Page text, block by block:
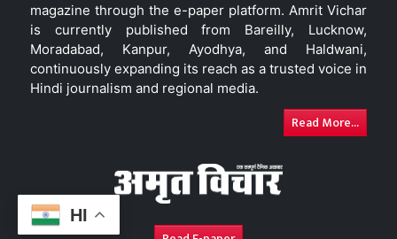
HI
magazine through the e-paper platform. Amrit Vichar
is currently published from Bareilly, Lucknow,
Moradabad, Kanpur, Ayodhya, and Haldwani,
continuously expanding its reach as a trusted voice in
Hindi journalism and regional media.
Read More...